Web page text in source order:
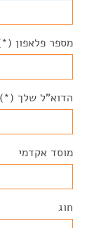
מספר פלאפון
הדוא"ל שלך (*)
מוסד אקדמי
חוג